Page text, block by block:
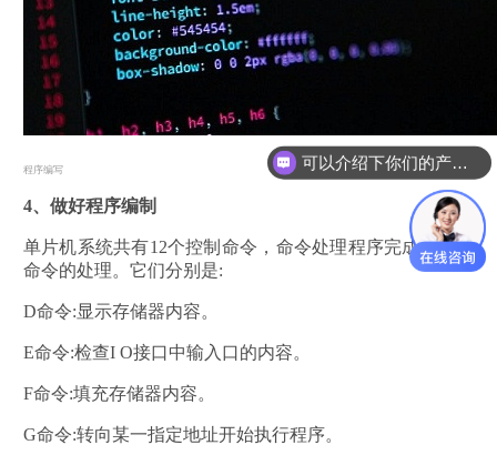
程序编写
4、做好程序编制
单片机系统共有12个控制命令，命令处理程序完成这12个
命令的处理。它们分别是:
D命令:显示存储器内容。
E命令:检查I O接口中输入口的内容。
F命令:填充存储器内容。
G命令:转向某一指定地址开始执行程序。
你们是怎么收费的呢？